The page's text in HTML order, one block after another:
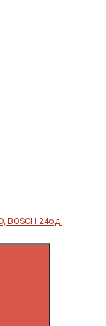
BOSCH 24од.